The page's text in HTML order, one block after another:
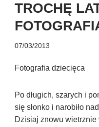
TROCHĘ
07/03/2013
Fotografia dziecięca
Po długich, szarych i
się słonko i narobiło
Dzisiaj znowu wietrznie